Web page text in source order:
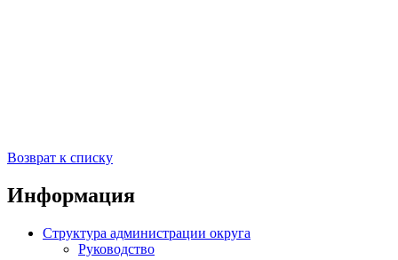
Возврат к списку
Информация
Структура администрации округа
Руководство